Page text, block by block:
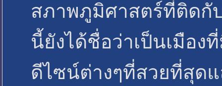
สภาพภูมิศาสตร์ที่ติดกับ
นี้ยังได้ชื่อว่าเป็นเมือง
ดีไซน์ต่างๆที่สวยที่สุด